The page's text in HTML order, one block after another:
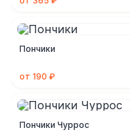
Пончики
от 190 ₽
Пончики Чуррос